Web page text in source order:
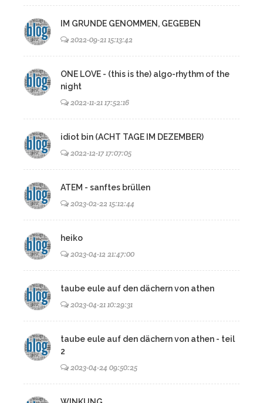
IM GRUNDE GENOMMEN, GEGEBEN
2022-09-21 15:13:42
ONE LOVE - (this is the) algo-rhythm of the
night
2022-11-21 17:52:16
idiot bin (ACHT TAGE IM DEZEMBER)
2022-12-17 17:07:05
ATEM - sanftes brüllen
2023-02-22 15:12:44
heiko
2023-04-12 21:47:00
taube eule auf den dächern von athen
2023-04-21 10:29:31
taube eule auf den dächern von athen - teil
2
2023-04-24 09:50:25